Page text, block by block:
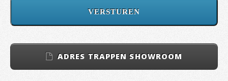
ADRES TRAPPEN SHOWROOM